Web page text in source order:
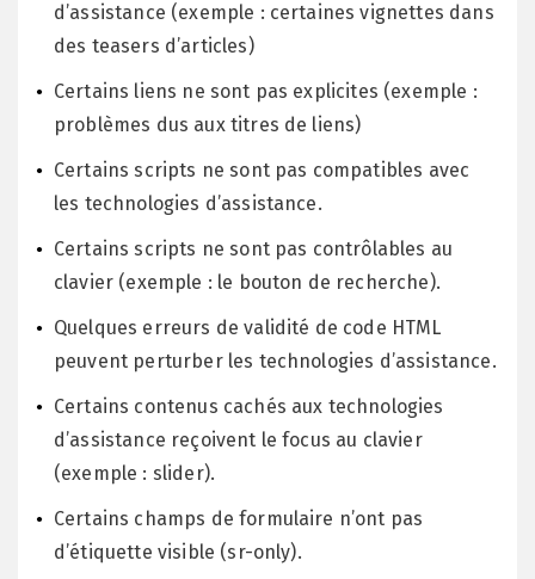
d’assistance (exemple : certaines vignettes dans
des teasers d’articles)
Certains liens ne sont pas explicites (exemple :
problèmes dus aux titres de liens)
Certains scripts ne sont pas compatibles avec
les technologies d’assistance.
Certains scripts ne sont pas contrôlables au
clavier (exemple : le bouton de recherche).
Quelques erreurs de validité de code HTML
peuvent perturber les technologies d’assistance.
Certains contenus cachés aux technologies
d’assistance reçoivent le focus au clavier
(exemple : slider).
Certains champs de formulaire n’ont pas
d’étiquette visible (sr-only).